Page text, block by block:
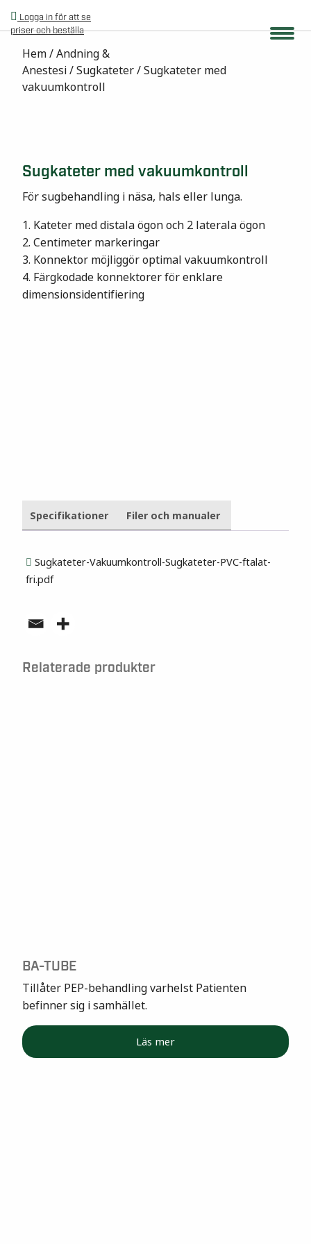
Logga in för att se
priser och beställa
Hem/Andning &
Anestesi/Sugkateter/ Sugkateter med
vakuumkontroll
Sugkateter med vakuumkontroll
För sugbehandling i näsa, hals eller lunga.
1. Kateter med distala ögon och 2 laterala ögon
2. Centimeter markeringar
3. Konnektor möjliggör optimal vakuumkontroll
4. Färgkodade konnektorer för enklare
dimensionsidentifiering
Specifikationer Filer och manualer
Sugkateter-Vakuumkontroll-Sugkateter-PVC-ftalat-
fri.pdf
Relaterade produkter
BA-TUBE
Tillåter PEP-behandling varhelst Patienten
befinner sig i samhället.
Läs mer